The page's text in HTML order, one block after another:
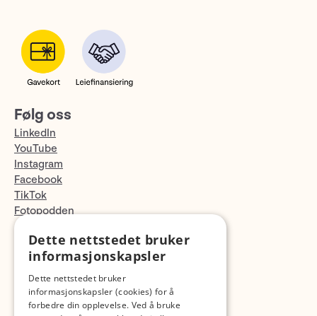
Følg oss
LinkedIn
YouTube
Instagram
Facebook
TikTok
Fotopodden
Med forbehold om skrive- og lagerfeil
Dette nettstedet bruker
informasjonskapsler
Dette nettstedet bruker
informasjonskapsler (cookies) for å
forbedre din opplevelse. Ved å bruke